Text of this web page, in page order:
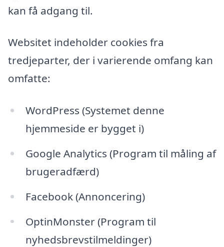
kan få adgang til.
Websitet indeholder cookies fra
tredjeparter, der i varierende omfang kan
omfatte:
WordPress (Systemet denne
hjemmeside er bygget i)
Google Analytics (Program til måling af
brugeradfærd)
Facebook (Annoncering)
OptinMonster (Program til
nyhedsbrevstilmeldinger)